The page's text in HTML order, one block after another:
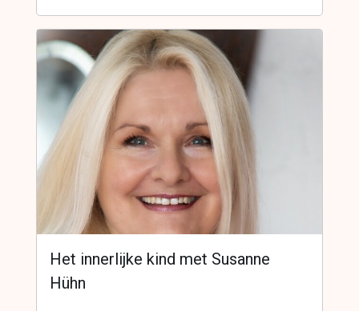
Het innerlijke kind met Susanne
Hühn